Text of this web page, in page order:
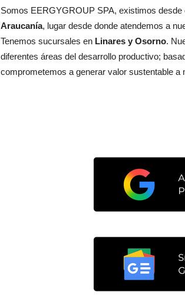
Somos EERGYGROUP SPA, existimos
Araucanía, lugar desde donde atendemos a
Tenemos sucursales en Linares y Osorno.
diferentes áreas del desarrollo productivo;
comprometemos a generar valor sustentable a